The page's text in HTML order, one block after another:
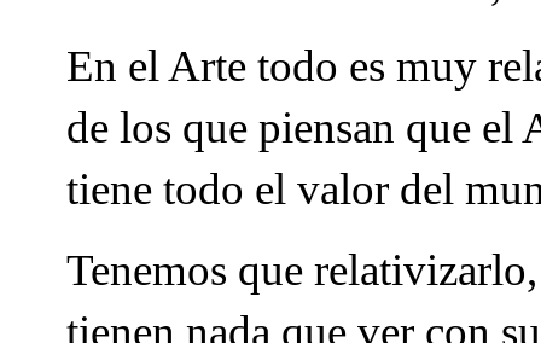
En el Arte todo es muy
de los que piensan que
tiene todo el valor del
Tenemos que
tienen nada que ver con